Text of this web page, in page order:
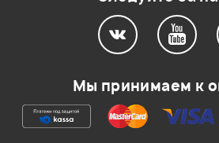
Мы принимаем к